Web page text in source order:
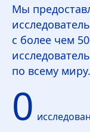
Мы
с более чем
по всему миру.
0